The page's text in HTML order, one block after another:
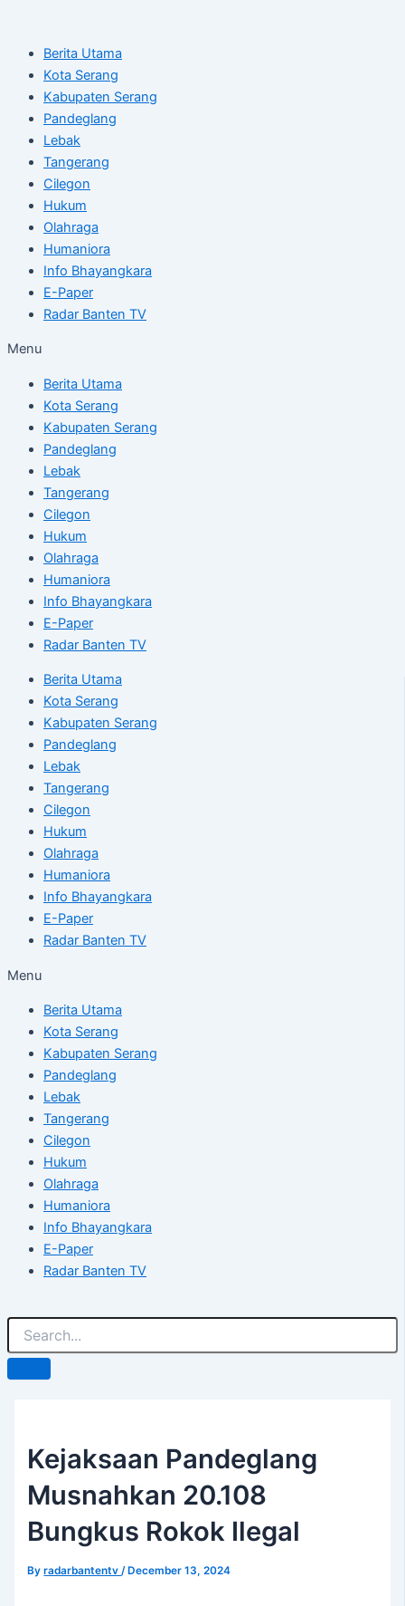
contentBerita Utama
Kota Serang
Kabupaten Serang
Pandeglang
Lebak
Tangerang
Cilegon
Hukum
Olahraga
Humaniora
Info Bhayangkara
E-Paper
Radar Banten TV
Menu
Berita Utama
Kota Serang
Kabupaten Serang
Pandeglang
Lebak
Tangerang
Cilegon
Hukum
Olahraga
Humaniora
Info Bhayangkara
E-Paper
Radar Banten TV
Berita Utama
Kota Serang
Kabupaten Serang
Pandeglang
Lebak
Tangerang
Cilegon
Hukum
Olahraga
Humaniora
Info Bhayangkara
E-Paper
Radar Banten TV
Menu
Berita Utama
Kota Serang
Kabupaten Serang
Pandeglang
Lebak
Tangerang
Cilegon
Hukum
Olahraga
Humaniora
Info Bhayangkara
E-Paper
Radar Banten TV
Kejaksaan Pandeglang
Musnahkan 20.108
Bungkus Rokok Ilegal
Byradarbantentv/ December 13, 2024